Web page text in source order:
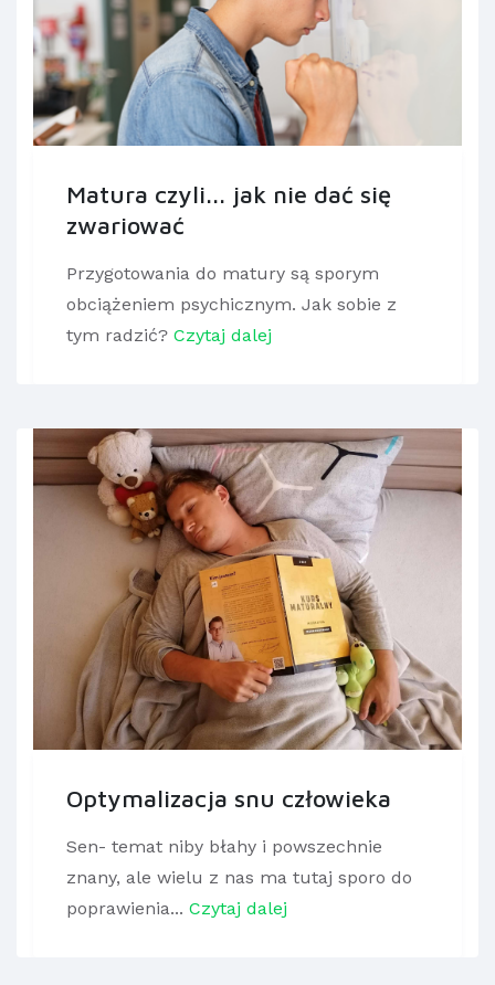
Matura czyli... jak nie dać się
zwariować
Przygotowania do matury są sporym
obciążeniem psychicznym. Jak sobie z
tym radzić? Czytaj dalej
Optymalizacja snu człowieka
Sen- temat niby błahy i powszechnie
znany, ale wielu z nas ma tutaj sporo do
poprawienia... Czytaj dalej